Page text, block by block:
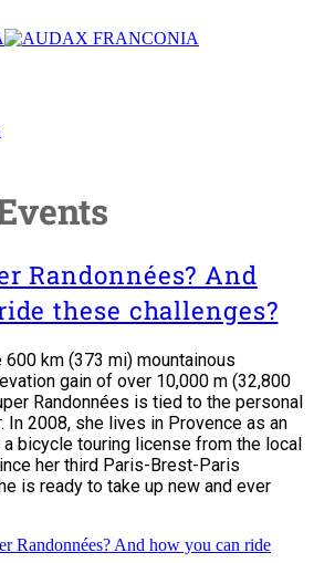
Randonnées? And
these challenges?
600 km (373 mi) mountainous
gain of over 10,000 m (32,800
Randonnées is tied to the personal
In 2008, she lives in Provence as an
bicycle touring license from the local
her third Paris-Brest-Paris
is ready to take up new and ever
Randonnées? And how you can ride